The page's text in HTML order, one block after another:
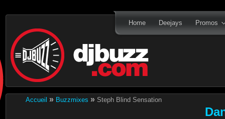
Home Deejays Promos
Accueil » Buzzmixes » Steph Blind Sensation